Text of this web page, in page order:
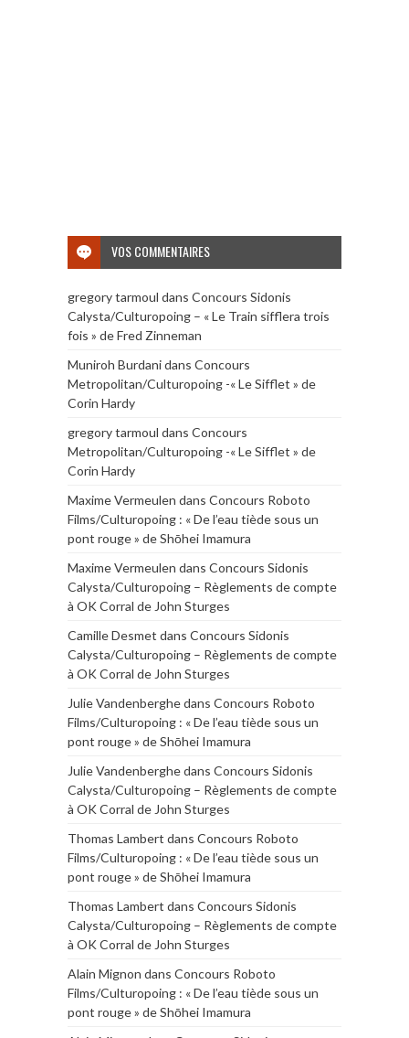
VOS COMMENTAIRES
gregory tarmoul dans Concours Sidonis
Calysta/Culturopoing – « Le Train sifflera trois
fois » de Fred Zinneman
Muniroh Burdanidans Concours
Metropolitan/Culturopoing -« Le Sifflet » de
Corin Hardy
gregory tarmoul dans Concours
Metropolitan/Culturopoing -« Le Sifflet » de
Corin Hardy
Maxime Vermeulen dans Concours Roboto
Films/Culturopoing : « De l’eau tiède sous un
pont rouge » de Shōhei Imamura
Maxime Vermeulen dans Concours Sidonis
Calysta/Culturopoing – Règlements de compte
à OK Corral de John Sturges
Camille Desmet dans Concours Sidonis
Calysta/Culturopoing – Règlements de compte
à OK Corral de John Sturges
Julie Vandenberghedans Concours Roboto
Films/Culturopoing : « De l’eau tiède sous un
pont rouge » de Shōhei Imamura
Julie Vandenberghedans Concours Sidonis
Calysta/Culturopoing – Règlements de compte
à OK Corral de John Sturges
Thomas Lambert dans Concours Roboto
Films/Culturopoing : « De l’eau tiède sous un
pont rouge » de Shōhei Imamura
Thomas Lambert dans Concours Sidonis
Calysta/Culturopoing – Règlements de compte
à OK Corral de John Sturges
Alain Mignon dans Concours Roboto
Films/Culturopoing : « De l’eau tiède sous un
pont rouge » de Shōhei Imamura